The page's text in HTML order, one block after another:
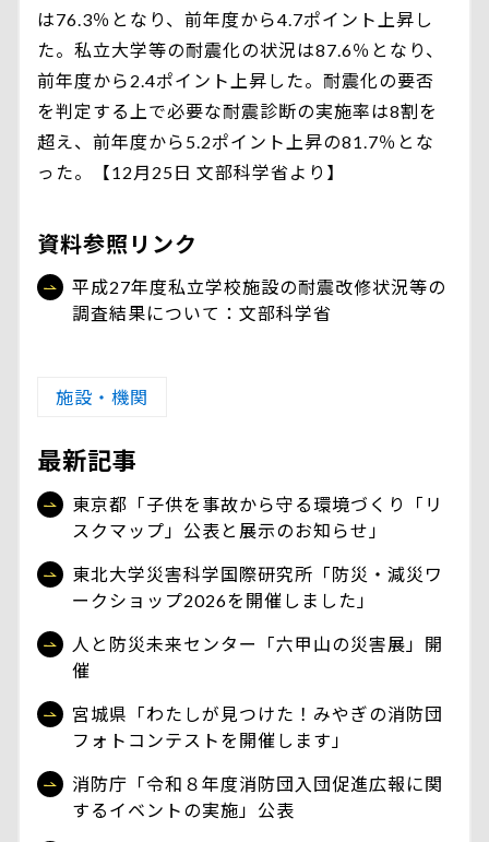
は76.3％となり、前年度から4.7ポイント上昇し
た。私立大学等の耐震化の状況は87.6％となり、
前年度から2.4ポイント上昇した。耐震化の要否
を判定する上で必要な耐震診断の実施率は8割を
超え、前年度から5.2ポイント上昇の81.7％とな
った。【12月25日 文部科学省より】
資料参照リンク
平成27年度私立学校施設の耐震改修状況等の
調査結果について：文部科学省
施設・機関
最新記事
東京都「子供を事故から守る環境づくり「リ
スクマップ」公表と展示のお知らせ」
東北大学災害科学国際研究所「防災・減災ワ
ークショップ2026を開催しました」
人と防災未来センター「六甲山の災害展」開
催
宮城県「わたしが見つけた！みやぎの消防団
フォトコンテストを開催します」
消防庁「令和８年度消防団入団促進広報に関
するイベントの実施」公表